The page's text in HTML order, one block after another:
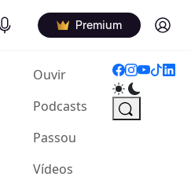
Podcasts Premium Log in
Ouvir(current)
Podcasts
Passou
Vídeos